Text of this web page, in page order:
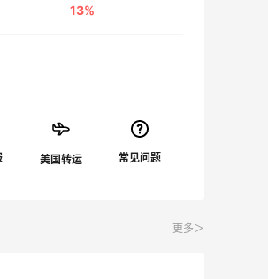
13%
美国转运
更多＞